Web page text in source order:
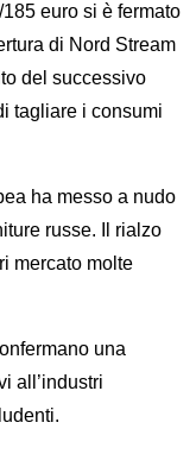
euro si è fermato
di Nord Stream
del successivo
tagliare i consumi
ha messo a nudo
russe. Il rialzo
mercato molte
una
all’industri